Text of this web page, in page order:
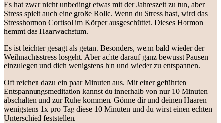
Es hat zwar nicht unbedingt etwas mit der Jahreszeit zu tun, aber
Stress spielt auch eine große Rolle. Wenn du Stress hast, wird das
Stresshormon Cortisol im Körper ausgeschüttet. Dieses Hormon
hemmt das Haarwachstum.
Es ist leichter gesagt als getan. Besonders, wenn bald wieder der
Weihnachtsstress losgeht. Aber achte darauf ganz bewusst Pausen
einzulegen und dich wenigstens hin und wieder zu entspannen.
Oft reichen dazu ein paar Minuten aus. Mit einer geführten
Entspannungsmeditation kannst du innerhalb von nur 10 Minuten
abschalten und zur Ruhe kommen. Gönne dir und deinen Haaren
wenigstens 1x pro Tag diese 10 Minuten und du wirst einen echten
Unterschied feststellen.